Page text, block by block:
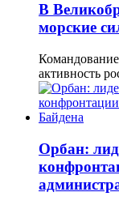
В
морские
активность
Орбан: